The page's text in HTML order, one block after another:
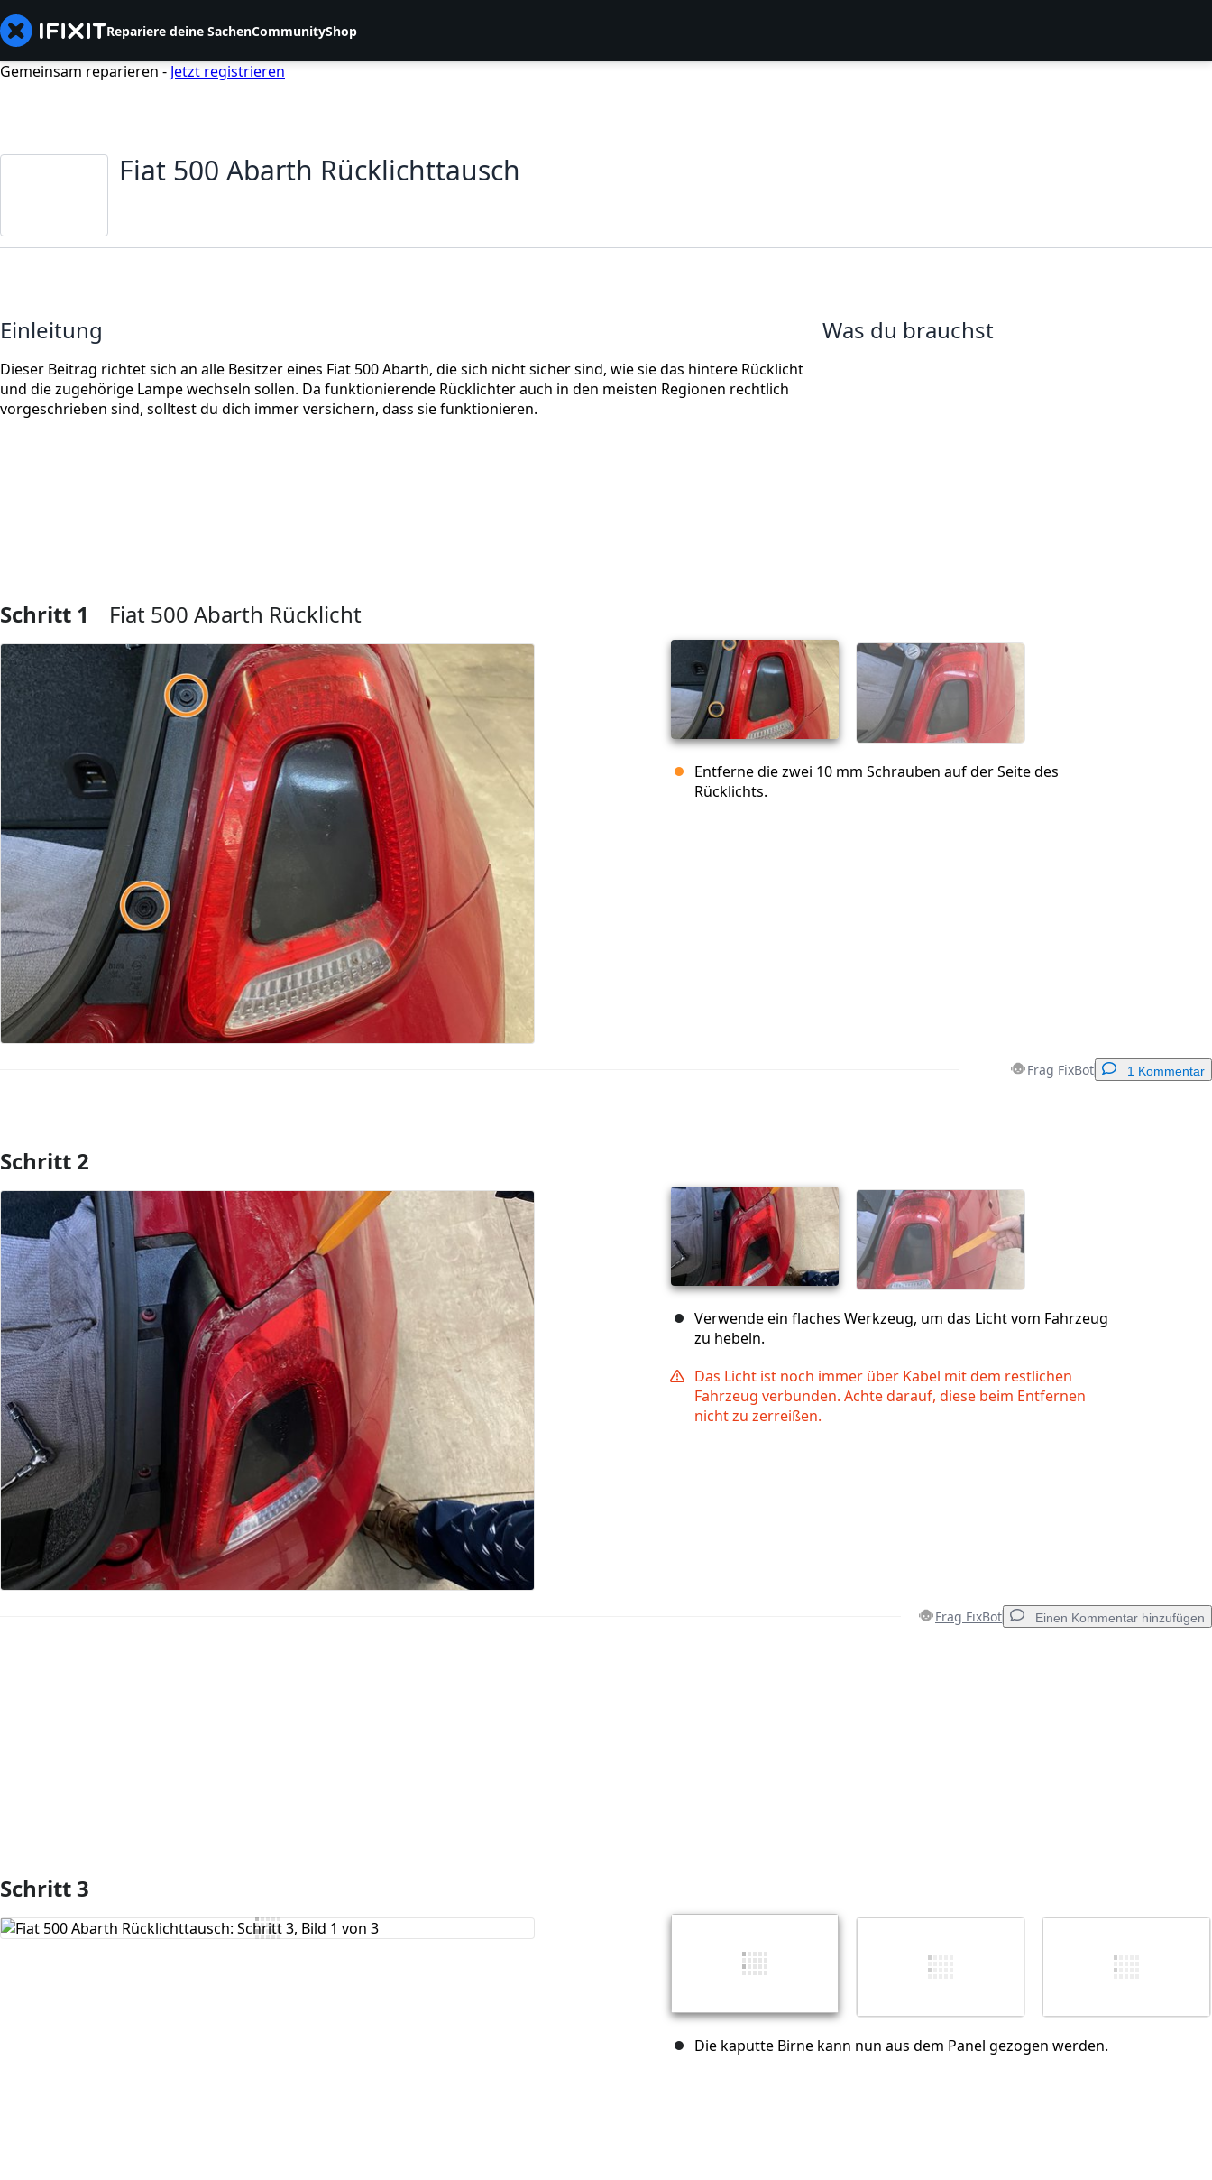
Repariere deine SachenCommunityShop
Gemeinsam reparieren - Jetzt registrieren
Fiat 500 Abarth Rücklichttausch
Einleitung
Dieser Beitrag richtet sich an alle Besitzer eines Fiat 500 Abarth, die sich nicht sicher sind, wie sie das hintere Rücklicht
und die zugehörige Lampe wechseln sollen. Da funktionierende Rücklichter auch in den meisten Regionen rechtlich
vorgeschrieben sind, solltest du dich immer versichern, dass sie funktionieren.
Was du brauchst
Schritt 1 Fiat 500 Abarth Rücklicht
Entferne die zwei 10 mm Schrauben auf der Seite des
Rücklichts.
Frag FixBot 1 Kommentar
Kommentar hinzufügen
Abbrechen
Schritt 2
Verwende ein flaches Werkzeug, um das Licht vom Fahrzeug
zu hebeln.
Das Licht ist noch immer über Kabel mit dem restlichen
Fahrzeug verbunden. Achte darauf, diese beim Entfernen
nicht zu zerreißen.
Frag FixBot Einen Kommentar hinzufügen
Schritt 3
Die kaputte Birne kann nun aus dem Panel gezogen werden.